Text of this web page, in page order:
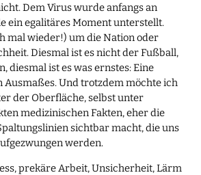
Dem Virus wurde anfangs an
ein egalitäres Moment unterstellt.
mal wieder!) um die Nation oder
Diesmal ist es nicht der Fußball,
diesmal ist es was ernstes: Eine
Ausmaßes. Und trotzdem möchte ich
der Oberfläche, selbst unter
medizinischen Fakten, eher die
sichtbar macht, die uns
werden.
prekäre Arbeit, Unsicherheit, Lärm